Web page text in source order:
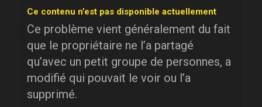
Ce contenu n’est pas disponible actuellement
Ce problème vient généralement du fait
que le propriétaire ne l’a partagé
qu’avec un petit groupe de personnes, a
modifié qui pouvait le voir ou l’a
supprimé.